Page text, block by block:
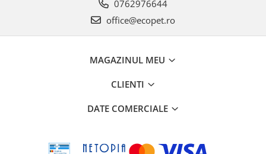
0762976644
office@ecopet.ro
MAGAZINUL MEU
CLIENTI
DATE COMERCIALE